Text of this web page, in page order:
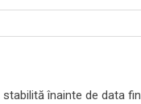
înainte de data